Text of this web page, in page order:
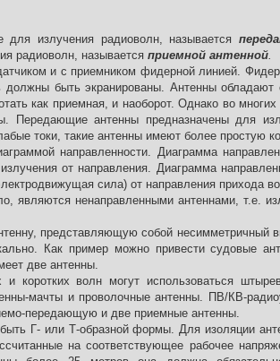
для излучения радиоволн, называется
радиоволн, называется приемной антенной.
и с приемником фидерной линией.
должны быть экранированы. Антенны обладают
как приемная, и наоборот. Однако во
Передающие антенны предназначены для
токи, такие антенны имеют более простую
направленности. Диаграмма
от направления. Диаграмма
сила) от направления прихода
являются ненаправленными антеннами, т.е.
представляющую собой несимметричный
Как пример можно привести судовые
две антенны.
и коротких волн могут использоваться
мачты и проволочные антенны. ПВ/КВ-
передающую и две приемные антенны.
Г- или Т-образной формы. Для изоляции
на соответствующее рабочее